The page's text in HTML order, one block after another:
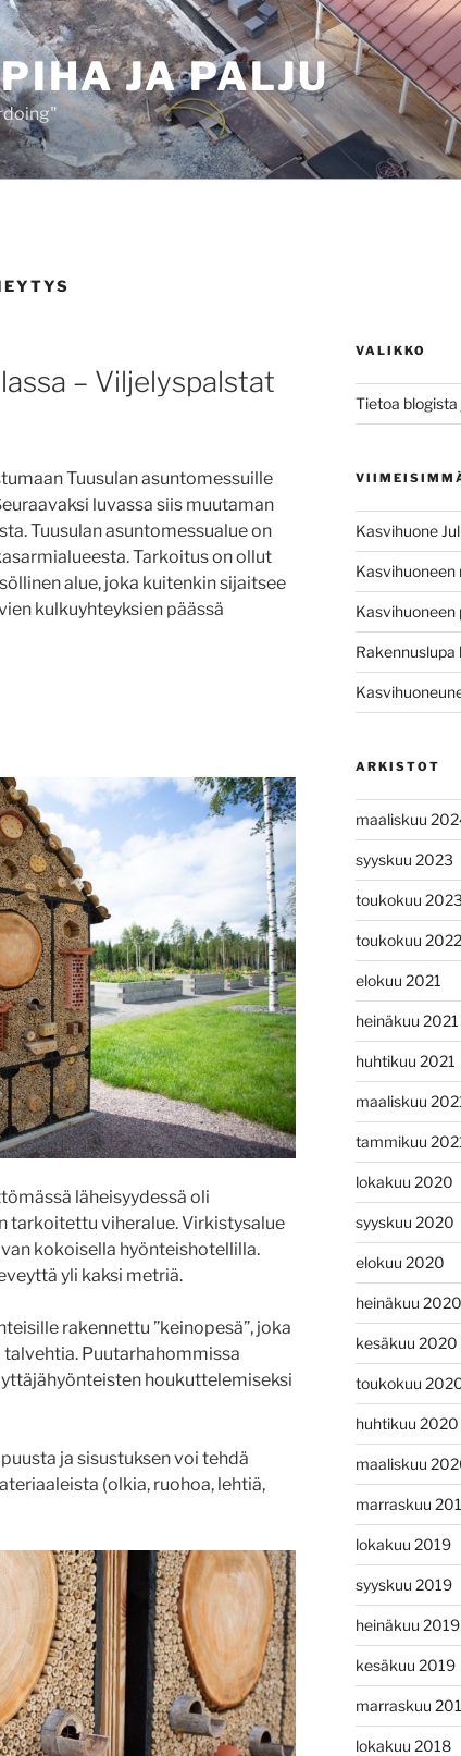
JA PALJU
– Viljelyspalstat
Tuusulan asuntomessuille
luvassa siis muutaman
Tuusulan asuntomessualue on
Tarkoitus on ollut
alue, joka kuitenkin sijaitsee
kulkuyhteyksien päässä
läheisyydessä oli
viheralue. Virkistysalue
kokoisella hyönteishotellilla.
yli kaksi metriä.
rakennettu ”keinopesä”, joka
Puutarhahommissa
houkuttelemiseksi
ja sisustuksen voi tehdä
(olkia, ruohoa, lehtiä,
VALIKKO
Tietoa
Kasvihuone
Kasvihuoneen
Rakennuslupa
ARKISTOT
maaliskuu
syyskuu 2023
toukokuu
toukokuu 2022
elokuu 2021
heinäkuu 2021
huhtikuu 2021
maaliskuu
tammikuu
lokakuu 2020
syyskuu 2020
elokuu 2020
heinäkuu 2020
kesäkuu 2020
toukokuu
huhtikuu 2020
maaliskuu
marraskuu
lokakuu 2019
syyskuu 2019
heinäkuu 2019
kesäkuu 2019
marraskuu
lokakuu 2018